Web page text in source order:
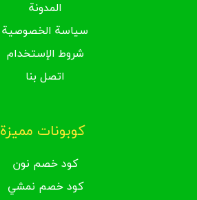
المدونة
سياسة الخصوصية
شروط الإستخدام
اتصل بنا
كوبونات مميزة
كود خصم نون
كود خصم نمشي